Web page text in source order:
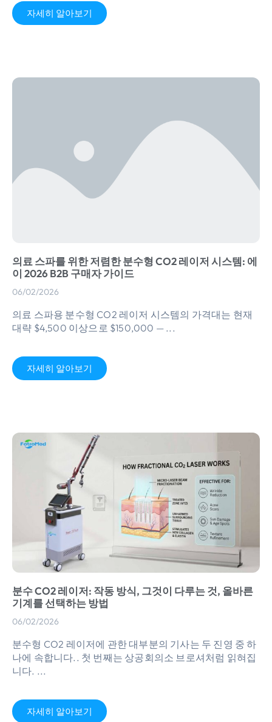
자세히 알아보기
의료 스파를 위한 저렴한 분수형 CO2 레이저 시스템: 에
이 2026 B2B 구매자 ​​가이드
06/02/2026
의료 스파용 분수형 CO2 레이저 시스템의 가격대는 현재
대략 $4,500 이상으로 $150,000 — ...
자세히 알아보기
분수 CO2 레이저: 작동 방식, 그것이 다루는 것, 올바른
기계를 선택하는 방법
06/02/2026
분수형 CO2 레이저에 관한 대부분의 기사는 두 진영 중 하
나에 속합니다.. 첫 번째는 상공회의소 브로셔처럼 읽혀집
니다. ...
자세히 알아보기